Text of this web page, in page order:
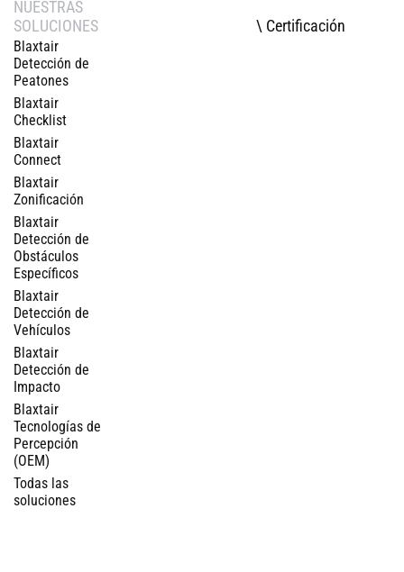
NUESTRAS
SOLUCIONES
Blaxtair
Detección de
Peatones
Blaxtair
Checklist
Blaxtair
Connect
Blaxtair
Zonificación
Blaxtair
Detección de
Obstáculos
Específicos
Blaxtair
Detección de
Vehículos
Blaxtair
Detección de
Impacto
Blaxtair
Tecnologías de
Percepción
(OEM)
Todas las
soluciones
\ Certificación